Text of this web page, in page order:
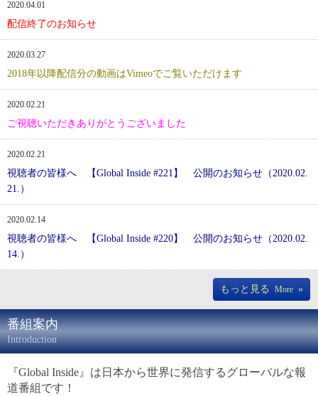
2020.04.01
配信終了のお知らせ
2020.03.27
2018年以降配信分の動画はVimeoでご覧いただけます
2020.02.21
ご視聴いただきありがとうございました
2020.02.21
視聴者の皆様へ 【Global Inside #221】 公開のお知らせ（2020.02.
21.）
2020.02.14
視聴者の皆様へ 【Global Inside #220】 公開のお知らせ（2020.02.
14.）
もっと見る More »
番組案内
Introduction
『Global Inside』は日本から世界に発信するグローバルな報
道番組です！